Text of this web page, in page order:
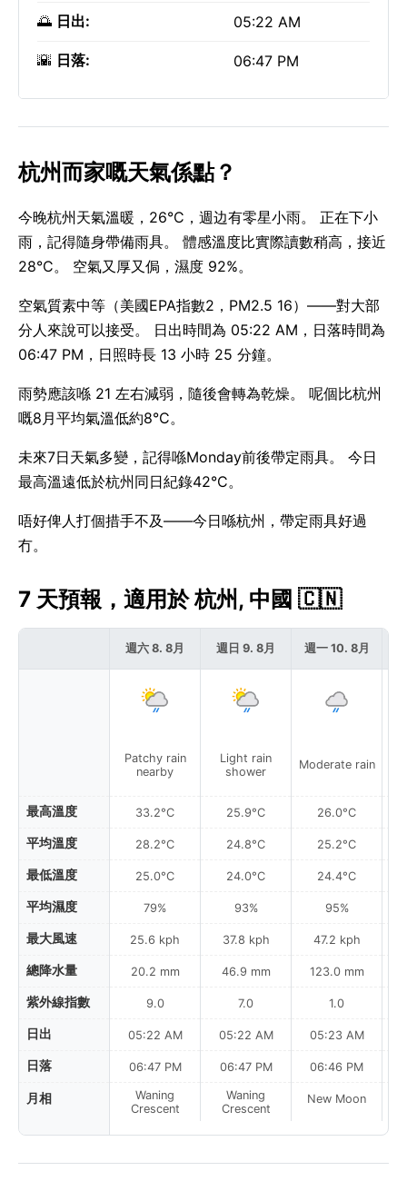
🌅 日出: 05:22 AM
🌇 日落: 06:47 PM
杭州而家嘅天氣係點？
今晚杭州天氣溫暖，26°C，週边有零星小雨。 正在下小
雨，記得隨身帶備雨具。 體感溫度比實際讀數稍高，接近
28°C。 空氣又厚又侷，濕度 92%。
空氣質素中等（美國EPA指數2，PM2.5 16）——對大部
分人來說可以接受。 日出時間為 05:22 AM，日落時間為
06:47 PM，日照時長 13 小時 25 分鐘。
雨勢應該喺 21 左右減弱，隨後會轉為乾燥。 呢個比杭州
嘅8月平均氣溫低約8°C。
未來7日天氣多變，記得喺Monday前後帶定雨具。 今日
最高溫遠低於杭州同日紀錄42°C。
唔好俾人打個措手不及——今日喺杭州，帶定雨具好過
冇。
7 天預報，適用於 杭州, 中國 🇨🇳
最高溫度
平均溫度
最低溫度
平均濕度
最大風速
總降水量
紫外線指數
日出
日落
月相
週六 8. 8月
Patchy rain
nearby
33.2°C
28.2°C
25.0°C
79%
25.6 kph
20.2 mm
9.0
05:22 AM
06:47 PM
Waning
Crescent
週日 9. 8月
Light rain
shower
25.9°C
24.8°C
24.0°C
93%
37.8 kph
46.9 mm
7.0
05:22 AM
06:47 PM
Waning
Crescent
週一 10. 8月
Moderate rain
26.0°C
25.2°C
24.4°C
95%
47.2 kph
123.0 mm
1.0
05:23 AM
06:46 PM
New Moon